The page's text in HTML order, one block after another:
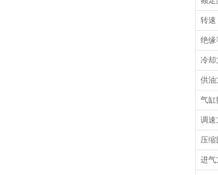
转速
绝缘
冷却
供油
气缸
调速
压缩
进气